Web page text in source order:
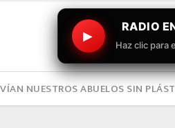
▶
RADIO
Haz clic para
NUESTROS ABUELOS SIN